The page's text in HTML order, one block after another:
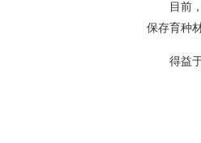
目前
保存育种
得益